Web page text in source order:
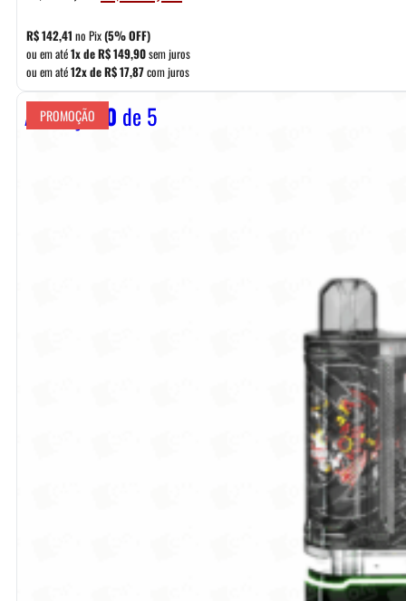
preço
original
era:
R$ 169,90.
preço
é:
R$ 149,90.
R$142,41 no Pix(5% OFF)
ou em até1x deR$149,90sem juros
ou em até12x deR$17,87com juros
Avaliação 0 de 5
PROMOÇÃO